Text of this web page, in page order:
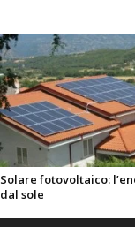
Solare fotovoltaico:
dal sole